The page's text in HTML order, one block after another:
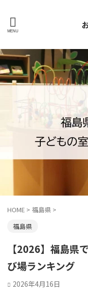
HOME > 福島県 >
福島県
【2026】福島県
び場ランキング
2026年4月16日